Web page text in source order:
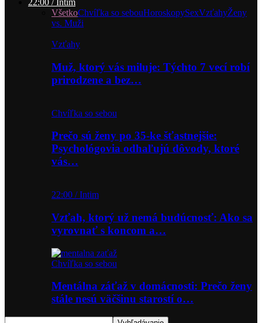
22:00 / Intim
VšetkoChvíľka so sebouHoroskopySexVzťahyŽeny
vs. Muži
Vzťahy
Muž, ktorý vás miluje: Týchto 7 vecí robí
prirodzene a bez…
Chvíľka so sebou
Prečo sú ženy po 35-ke šťastnejšie:
Psychológovia odhaľujú dôvody, ktoré
vás…
22:00 / Intim
Vzťah, ktorý už nemá budúcnosť: Ako sa
vyrovnať s koncom a…
Chvíľka so sebou
Mentálna záťaž v domácnosti: Prečo ženy
stále nesú väčšinu starostí o…